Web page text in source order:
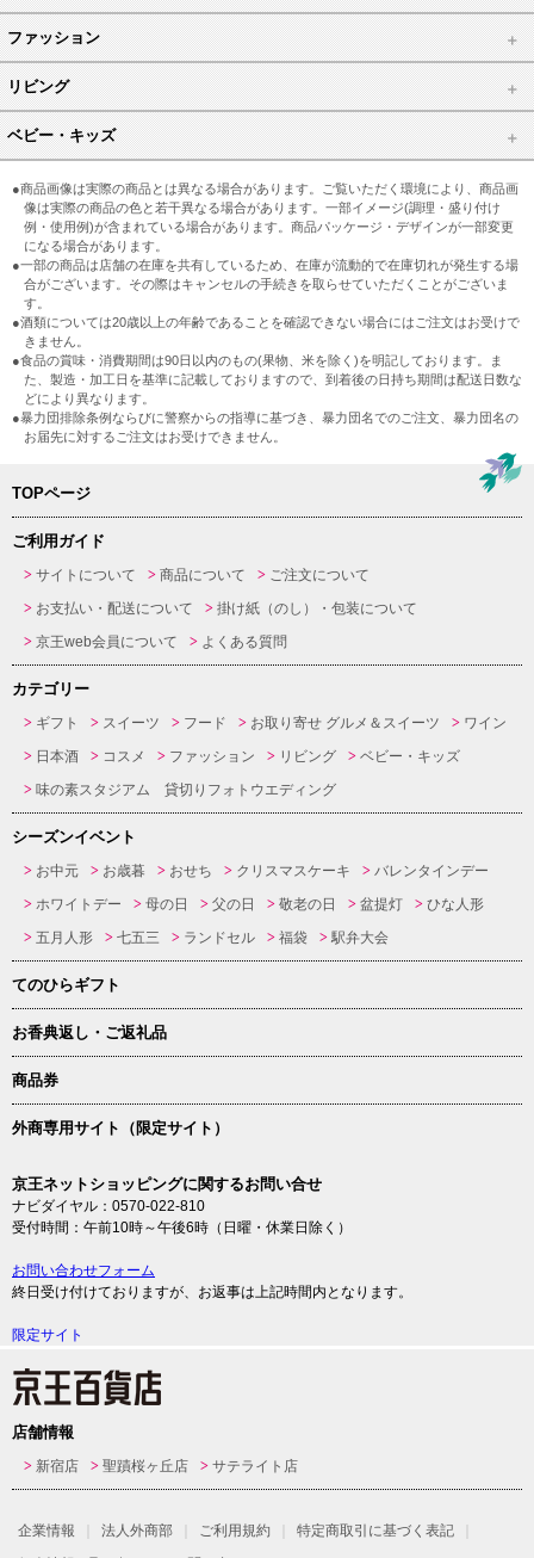
ファッション
リビング
ベビー・キッズ
●商品画像は実際の商品とは異なる場合があります。ご覧いただく環境により、商品画
像は実際の商品の色と若干異なる場合があります。一部イメージ(調理・盛り付け
例・使用例)が含まれている場合があります。商品パッケージ・デザインが一部変更
になる場合があります。
●一部の商品は店舗の在庫を共有しているため、在庫が流動的で在庫切れが発生する場
合がございます。その際はキャンセルの手続きを取らせていただくことがございま
す。
●酒類については20歳以上の年齢であることを確認できない場合にはご注文はお受けで
きません。
●食品の賞味・消費期間は90日以内のもの(果物、米を除く)を明記しております。ま
た、製造・加工日を基準に記載しておりますので、到着後の日持ち期間は配送日数な
どにより異なります。
●暴力団排除条例ならびに警察からの指導に基づき、暴力団名でのご注文、暴力団名の
お届先に対するご注文はお受けできません。
TOPページ
ご利用ガイド
サイトについて 商品について
ご注文について
お支払い・配送について
掛け紙（のし）・包装について
京王web会員について
よくある質問
カテゴリー
ギフト スイーツ フード お取り寄せ グルメ＆スイーツ
ワイン
日本酒
コスメ ファッション リビング
ベビー・キッズ
味の素スタジアム 貸切りフォトウエディング
シーズンイベント
お中元 お歳暮 おせち クリスマスケーキ
バレンタインデー
ホワイトデー
母の日 父の日 敬老の日 盆提灯
ひな人形
五月人形
七五三 ランドセル 福袋 駅弁大会
てのひらギフト
お香典返し・ご返礼品
商品券
外商専用サイト（限定サイト）
京王ネットショッピングに関するお問い合せ
ナビダイヤル：0570-022-810
受付時間：午前10時～午後6時（日曜・休業日除く）
お問い合わせフォーム
終日受け付けておりますが、お返事は上記時間内となります。
限定サイト
店舗情報
新宿店 聖蹟桜ヶ丘店 サテライト店
企業情報 法人外商部 ご利用規約
特定商取引に基づく表記